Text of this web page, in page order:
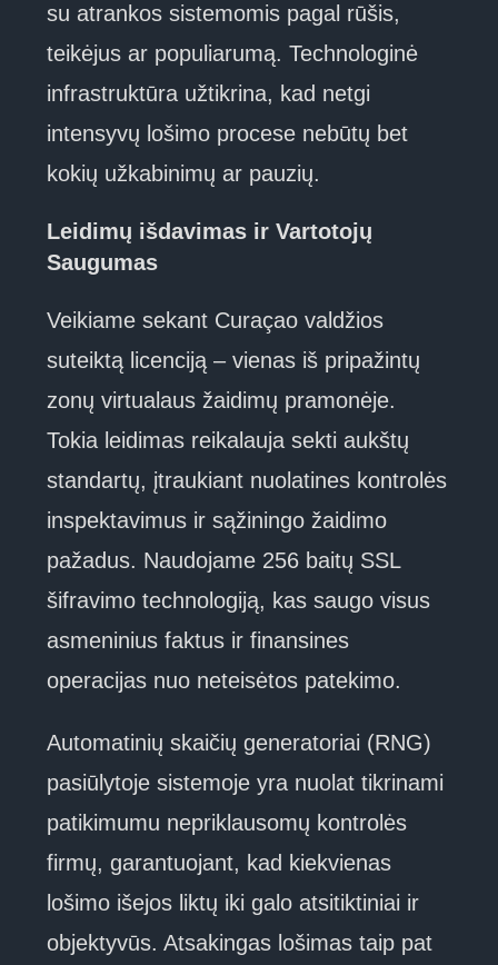
su atrankos sistemomis pagal rūšis,
teikėjus ar populiarumą. Technologinė
infrastruktūra užtikrina, kad netgi
intensyvų lošimo procese nebūtų bet
kokių užkabinimų ar pauzių.
Leidimų išdavimas ir Vartotojų
Saugumas
Veikiame sekant Curaçao valdžios
suteiktą licenciją – vienas iš pripažintų
zonų virtualaus žaidimų pramonėje.
Tokia leidimas reikalauja sekti aukštų
standartų, įtraukiant nuolatines kontrolės
inspektavimus ir sąžiningo žaidimo
pažadus. Naudojame 256 baitų SSL
šifravimo technologiją, kas saugo visus
asmeninius faktus ir finansines
operacijas nuo neteisėtos patekimo.
Automatinių skaičių generatoriai (RNG)
pasiūlytoje sistemoje yra nuolat tikrinami
patikimumu nepriklausomų kontrolės
firmų, garantuojant, kad kiekvienas
lošimo išejos liktų iki galo atsitiktiniai ir
objektyvūs. Atsakingas lošimas taip pat